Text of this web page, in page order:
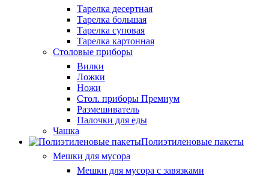
Тарелка десертная
Тарелка большая
Тарелка суповая
Тарелка картонная
Столовые приборы
Вилки
Ложки
Ножи
Стол. приборы Премиум
Размешиватель
Палочки для еды
Чашка
Полиэтиленовые пакеты
Мешки для мусора
Мешки для мусора с завязками